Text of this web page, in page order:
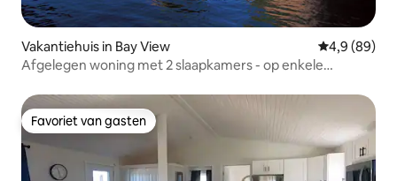
Vakantiehuis in Bay View Gemiddelde
4,9 (89)
Afgelegen woning met 2 slaapkamers - op enkele
Favoriet van gasten
Favoriet van gasten